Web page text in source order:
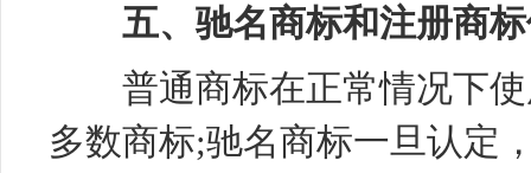
五、驰名商标和注册商
普通商标在正常情况下使
多数商标;驰名商标一旦认定